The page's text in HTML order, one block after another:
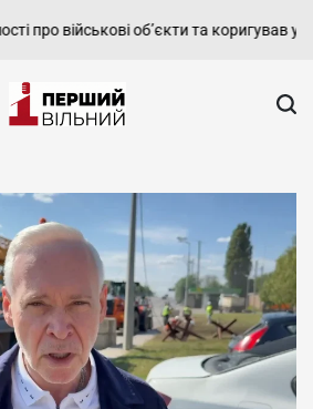
військові об’єкти та коригував удари
-
харківський,
новини
Харкова
та
області